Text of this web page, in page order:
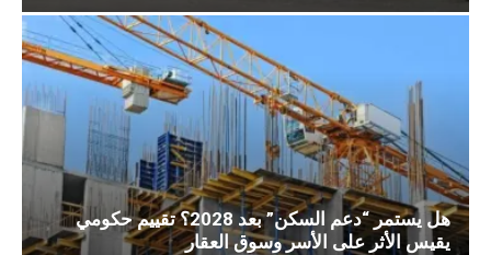
هل يستمر “دعم السكن” بعد 2028؟ تقييم حكومي
يقيس الأثر على الأسر وسوق العقار